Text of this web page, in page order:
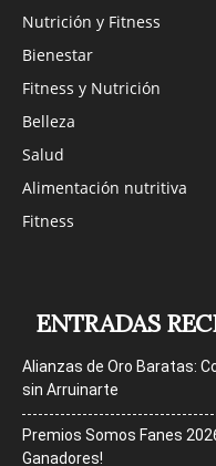
Nutrición y Fitness
Bienestar
Fitness y Nutrición
Belleza
Salud
Alimentación nutritiva
Fitness
ENTRADAS
Alianzas de Oro Baratas:
sin Arruinarte
Premios Somos Fanes
Ganadores!